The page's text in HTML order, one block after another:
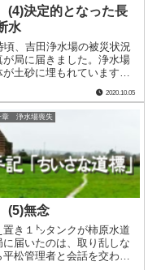
(4)決定的となった長
水
頃、吉田浄水場の被災状況
が局に届きました。浄水場
が土砂に埋もれています。
ろどころは無傷の部分もあ
うでしたが、これを再建す
は一から造るのと代わらな
写真を見た全員が思ったは
す。 写真を撮影した南予
企業団の職.....
2020.10.05
章 浄水場喪失
(5)無念
置き１㌧タンクが柿原水道
に届いたのは、取り乱しな
平松管理者と会話を交わし